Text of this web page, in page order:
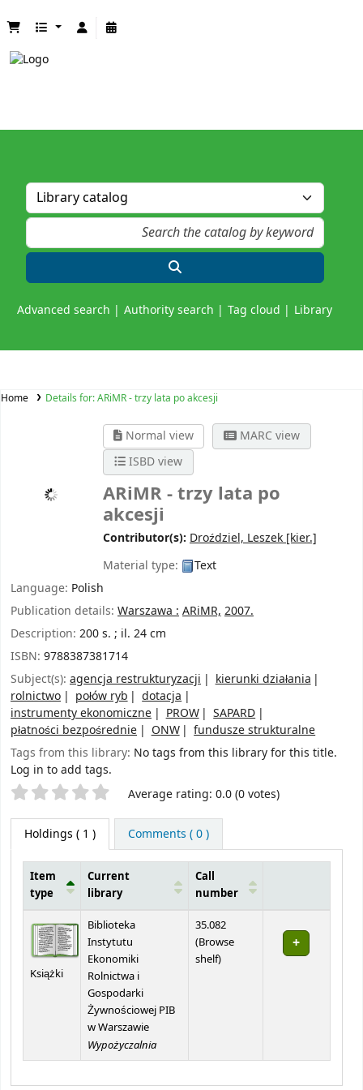
Advanced search Authority search Tag cloud Library
Home Details for:ARiMR - trzy lata po akcesji
Normal view
MARC view
ISBD view
ARiMR - trzy lata po
akcesji
Contributor(s): Droździel, Leszek [kier.]
Material type:
Text
Language: Polish
Publication details: Warszawa : ARiMR, 2007.
Description: 200 s. ; il. 24 cm
ISBN: 9788387381714
Subject(s): agencja restrukturyzacji
kierunki działania
rolnictwo
połów ryb
dotacja
instrumenty ekonomiczne
PROW
SAPARD
płatności bezpośrednie
ONW
fundusze strukturalne
Tags from this library: No tags from this library for this title.
Log in to add tags.
Star ratings Average rating: 0.0 (0 votes)
Holdings ( 1 ) Comments ( 0 )
Item
type
Current
library
Call
number
Książki
Biblioteka
Instytutu
Ekonomiki
Rolnictwa i
Gospodarki
Żywnościowej PIB
w Warszawie
Wypożyczalnia
35.082
(Browse
shelf(Opens below)
)